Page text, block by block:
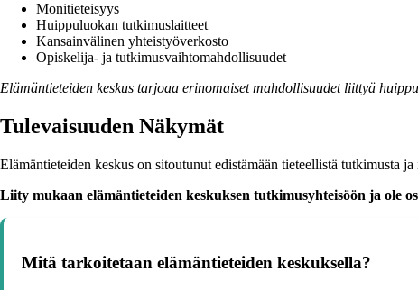
Monitieteisyys
Huippuluokan tutkimuslaitteet
Kansainvälinen yhteistyöverkosto
Opiskelija- ja tutkimusvaihtomahdollisuudet
Elämäntieteiden keskus tarjoaa erinomaiset mahdollisuudet liittyä
Tulevaisuuden Näkymät
Elämäntieteiden keskus on sitoutunut edistämään tieteellistä tutkimusta
Liity mukaan elämäntieteiden keskuksen tutkimusyhteisöön ja ole
Mitä tarkoitetaan elämäntieteiden keskuksella?